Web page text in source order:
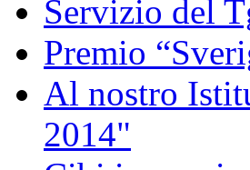
Servizio del
Premio
Al nostro
2014"